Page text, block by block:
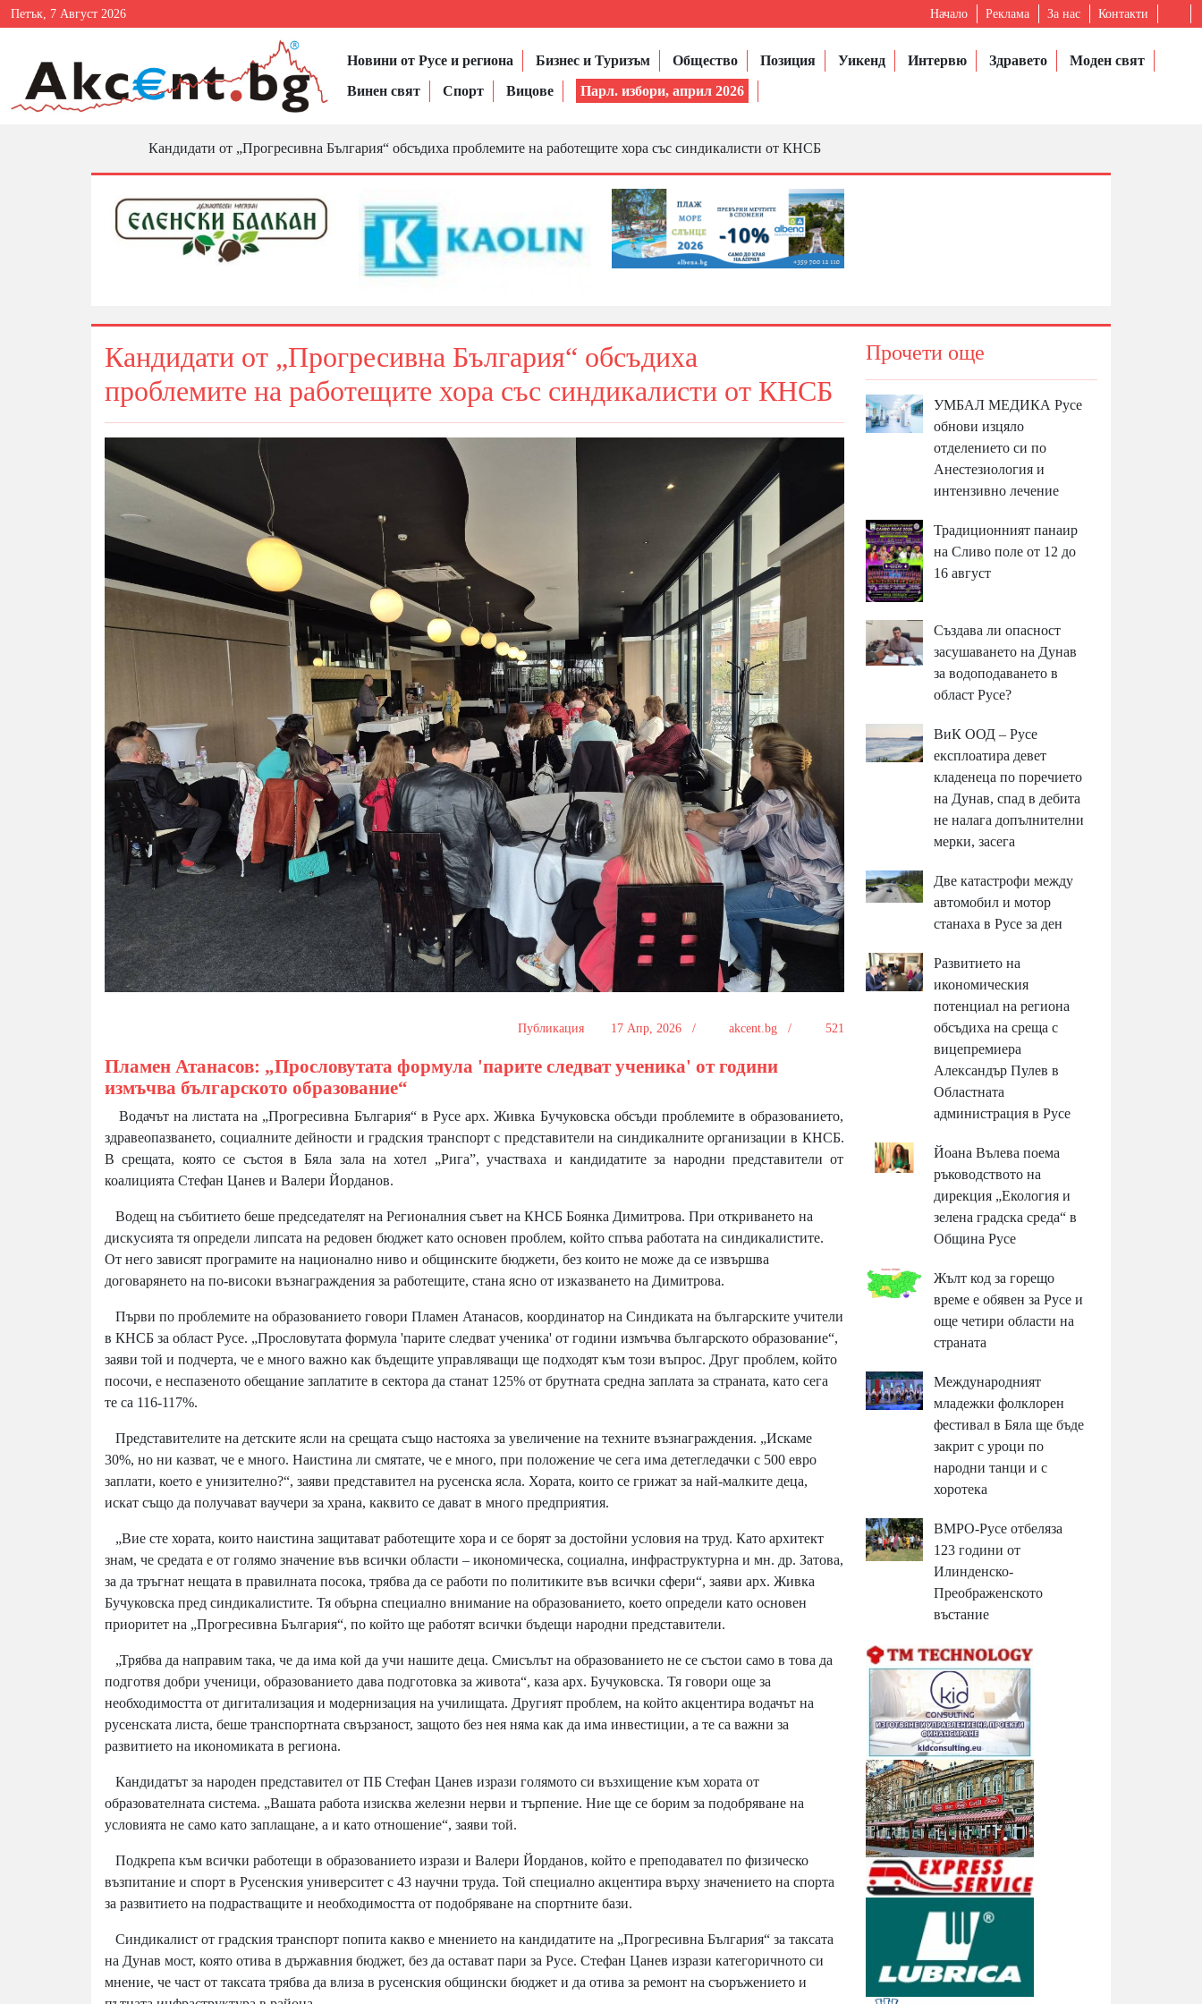
Петък, 7 Август 2026 Начало Реклама За нас Контакти
Новини от Русе и региона Бизнес и Туризъм Общество Позиция Уикенд Интервю Здравето
Моден свят
Винен свят
Спорт Вицове Парл. избори, април 2026
Кандидати от „Прогресивна България“ обсъдиха проблемите на работещите хора със синдикалисти от КНСБ
Кандидати от „Прогресивна България“ обсъдиха
проблемите на работещите хора със синдикалисти от КНСБ
Публикация 17 Апр, 2026 / akcent.bg / 521
Пламен Атанасов: „Прословутата формула 'парите следват ученика' от години
измъчва българското образование“
Водачът на листата на „Прогресивна България“ в Русе арх. Живка Бучуковска обсъди проблемите в образованието,
здравеопазването, социалните дейности и градския транспорт с представители на синдикалните организации в КНСБ.
В срещата, която се състоя в Бяла зала на хотел „Рига”, участваха и кандидатите за народни представители от
коалицията Стефан Цанев и Валери Йорданов.
Водещ на събитието беше председателят на Регионалния съвет на КНСБ Боянка Димитрова. При откриването на
дискусията тя определи липсата на редовен бюджет като основен проблем, който спъва работата на синдикалистите.
От него зависят програмите на национално ниво и общинските бюджети, без които не може да се извършва
договарянето на по-високи възнаграждения за работещите, стана ясно от изказването на Димитрова.
Първи по проблемите на образованието говори Пламен Атанасов, координатор на Синдиката на българските учители
в КНСБ за област Русе. „Прословутата формула 'парите следват ученика' от години измъчва българското образование“,
заяви той и подчерта, че е много важно как бъдещите управляващи ще подходят към този въпрос. Друг проблем, който
посочи, е неспазеното обещание заплатите в сектора да станат 125% от брутната средна заплата за страната, като сега
те са 116-117%.
Представителите на детските ясли на срещата също настояха за увеличение на техните възнаграждения. „Искаме
30%, но ни казват, че е много. Наистина ли смятате, че е много, при положение че сега има детегледачки с 500 евро
заплати, което е унизително?“, заяви представител на русенска ясла. Хората, които се грижат за най-малките деца,
искат също да получават ваучери за храна, каквито се дават в много предприятия.
„Вие сте хората, които наистина защитават работещите хора и се борят за достойни условия на труд. Като архитект
знам, че средата е от голямо значение във всички области – икономическа, социална, инфраструктурна и мн. др. Затова,
за да тръгнат нещата в правилната посока, трябва да се работи по политиките във всички сфери“, заяви арх. Живка
Бучуковска пред синдикалистите. Тя обърна специално внимание на образованието, което определи като основен
приоритет на „Прогресивна България“, по който ще работят всички бъдещи народни представители.
„Трябва да направим така, че да има кой да учи нашите деца. Смисълът на образованието не се състои само в това да
подготвя добри ученици, образованието дава подготовка за живота“, каза арх. Бучуковска. Тя говори още за
необходимостта от дигитализация и модернизация на училищата. Другият проблем, на който акцентира водачът на
русенската листа, беше транспортната свързаност, защото без нея няма как да има инвестиции, а те са важни за
развитието на икономиката в региона.
Кандидатът за народен представител от ПБ Стефан Цанев изрази голямото си възхищение към хората от
образователната система. „Вашата работа изисква железни нерви и търпение. Ние ще се борим за подобряване на
условията не само като заплащане, а и като отношение“, заяви той.
Подкрепа към всички работещи в образованието изрази и Валери Йорданов, който е преподавател по физическо
възпитание и спорт в Русенския университет с 43 научни труда. Той специално акцентира върху значението на спорта
за развитието на подрастващите и необходимостта от подобряване на спортните бази.
Синдикалист от градския транспорт попита какво е мнението на кандидатите на „Прогресивна България“ за таксата
на Дунав мост, която отива в държавния бюджет, без да остават пари за Русе. Стефан Цанев изрази категоричното си
мнение, че част от таксата трябва да влиза в русенския общински бюджет и да отива за ремонт на съоръжението и
Прочети още
УМБАЛ МЕДИКА Русе
обнови изцяло
отделението си по
Анестезиология и
интензивно лечение
Традиционният панаир
на Сливо поле от 12 до
16 август
Създава ли опасност
засушаването на Дунав
за водоподаването в
област Русе?
ВиК ООД – Русе
експлоатира девет
кладенеца по поречието
на Дунав, спад в дебита
не налага допълнителни
мерки, засега
Две катастрофи между
автомобил и мотор
станаха в Русе за ден
Развитието на
икономическия
потенциал на региона
обсъдиха на среща с
вицепремиера
Александър Пулев в
Областната
администрация в Русе
Йоана Вълева поема
ръководството на
дирекция „Екология и
зелена градска среда“ в
Община Русе
Жълт код за горещо
време е обявен за Русе и
още четири области на
страната
Международният
младежки фолклорен
фестивал в Бяла ще бъде
закрит с уроци по
народни танци и с
хоротека
ВМРО-Русе отбеляза
123 години от
Илинденско-
Преображенското
въстание